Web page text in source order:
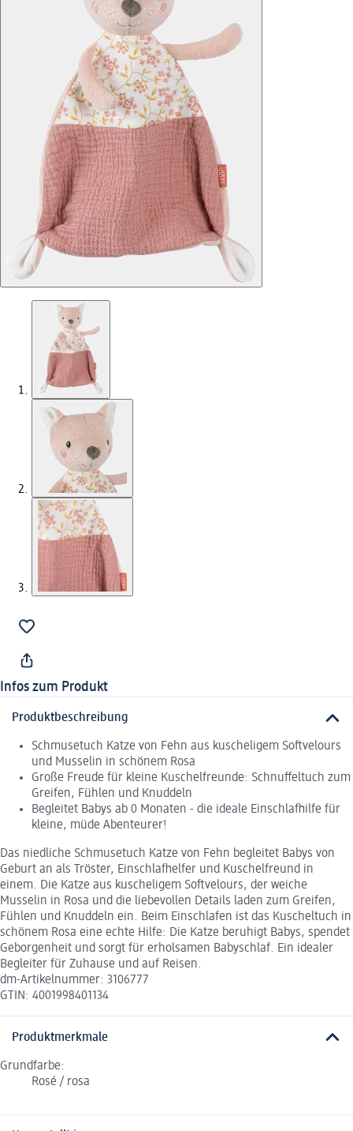
Infos zum Produkt
Produktbeschreibung
Schmusetuch Katze von Fehn aus kuscheligem Softvelours
und Musselin in schönem Rosa
Große Freude für kleine Kuschelfreunde: Schnuffeltuch zum
Greifen, Fühlen und Knuddeln
Begleitet Babys ab 0 Monaten - die ideale Einschlafhilfe für
kleine, müde Abenteurer!
Das niedliche Schmusetuch Katze von Fehn begleitet Babys von
Geburt an als Tröster, Einschlafhelfer und Kuschelfreund in
einem. Die Katze aus kuscheligem Softvelours, der weiche
Musselin in Rosa und die liebevollen Details laden zum Greifen,
Fühlen und Knuddeln ein. Beim Einschlafen ist das Kuscheltuch in
schönem Rosa eine echte Hilfe: Die Katze beruhigt Babys, spendet
Geborgenheit und sorgt für erholsamen Babyschlaf. Ein idealer
Begleiter für Zuhause und auf Reisen.
dm-Artikelnummer: 3106777
GTIN: 4001998401134
Produktmerkmale
Grundfarbe:
Rosé / rosa